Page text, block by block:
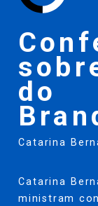
do
Catarina
Catarina
ministram